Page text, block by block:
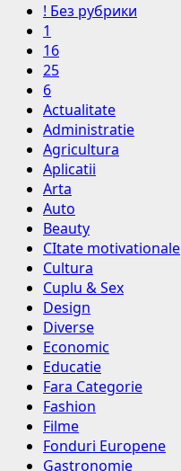
! Без рубрики
1
16
25
6
Actualitate
Administratie
Agricultura
Aplicatii
Arta
Auto
Beauty
CItate motivationale
Cultura
Cuplu & Sex
Design
Diverse
Economic
Educatie
Fara Categorie
Fashion
Filme
Fonduri Europene
Gastronomie